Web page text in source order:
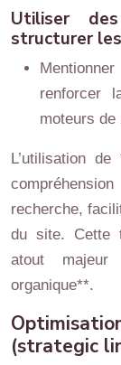
Utiliser
structurer
renforcer
moteurs de
L’utilisation
recherche,
du site. Cette
atout majeur
organique**.
(strategic